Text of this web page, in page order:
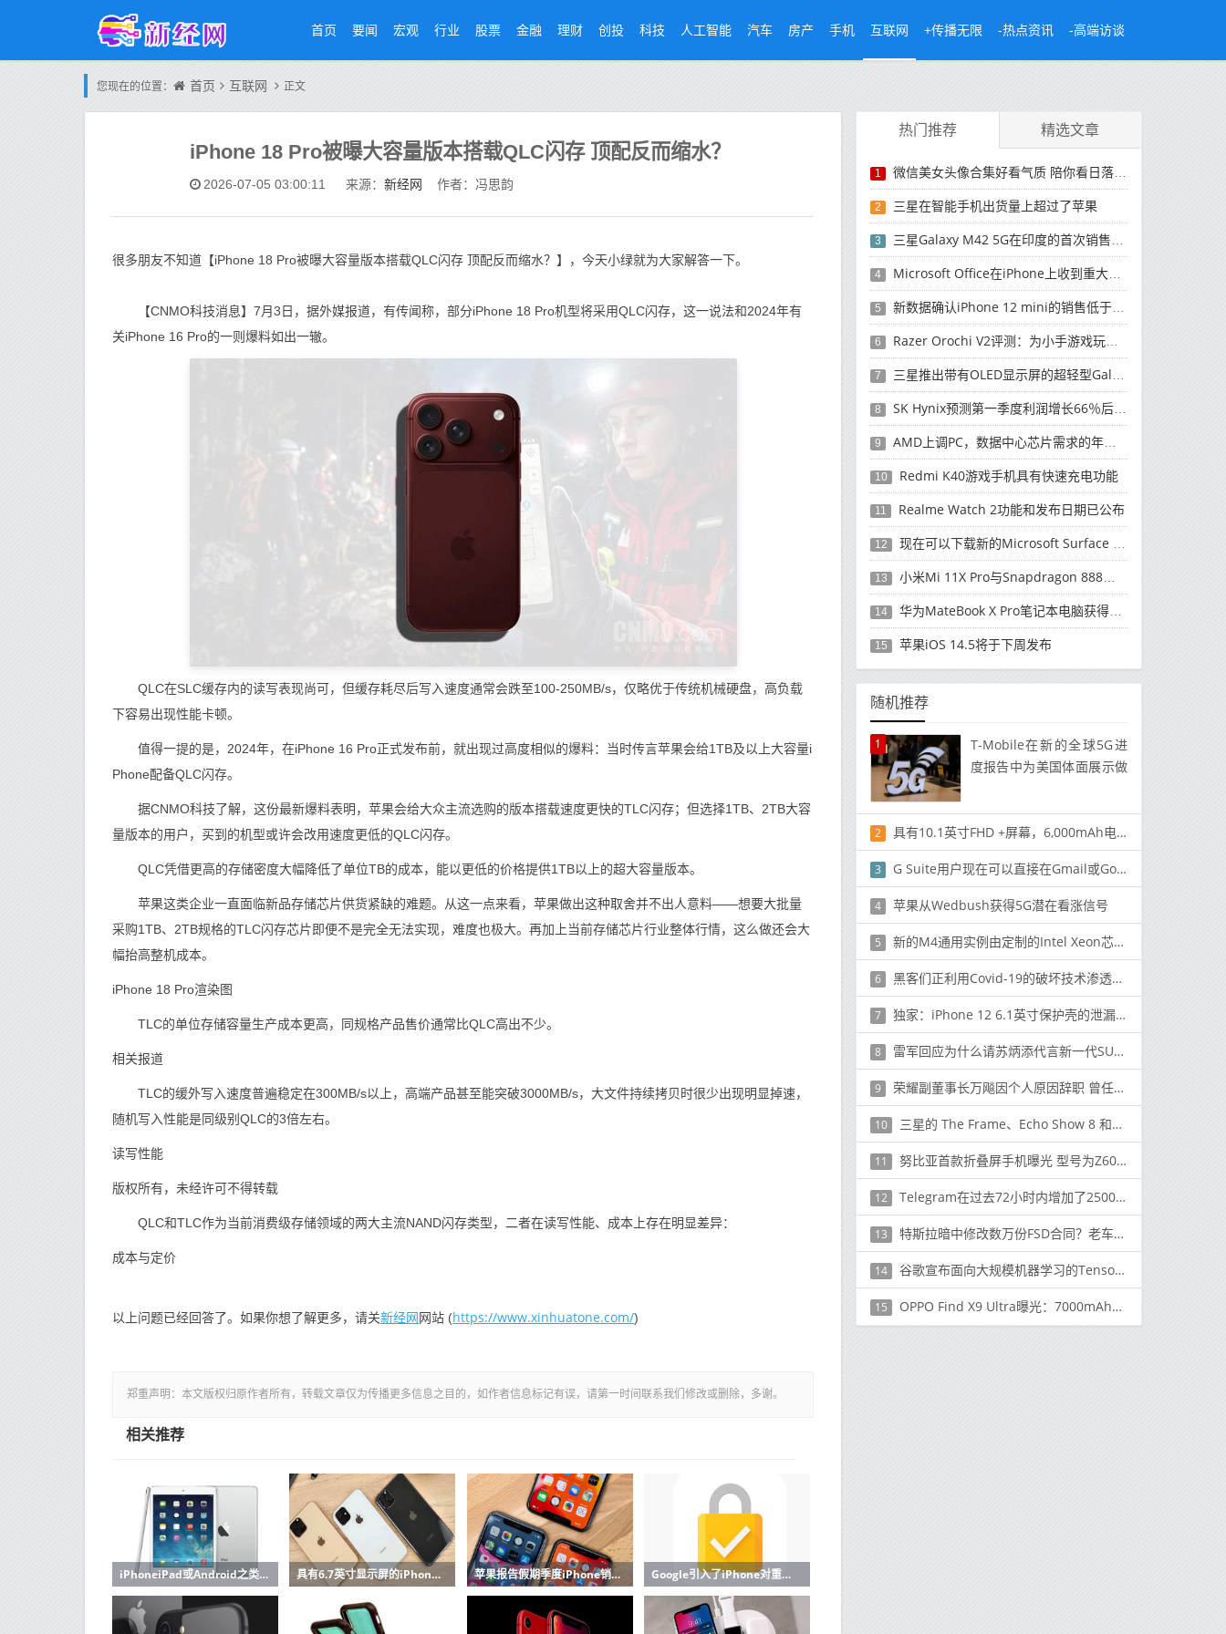
首页 要闻 宏观 行业 股票 金融 理财 创投 科技 人工智能 汽车 房产 手机 互联网 +传播无限 -热点资讯 -高端访谈
您现在的位置： 首页 互联网 正文
iPhone 18 Pro被曝大容量版本搭载QLC闪存 顶配反而缩水？
2026-07-05 03:00:11 来源： 新经网 作者：冯思韵
很多朋友不知道【iPhone 18 Pro被曝大容量版本搭载QLC闪存 顶配反而缩水？】，今天小绿就为大家解答一下。
【CNMO科技消息】7月3日，据外媒报道，有传闻称，部分iPhone 18 Pro机型将采用QLC闪存，这一说法和2024年有
关iPhone 16 Pro的一则爆料如出一辙。
QLC在SLC缓存内的读写表现尚可，但缓存耗尽后写入速度通常会跌至100-250MB/s，仅略优于传统机械硬盘，高负载
下容易出现性能卡顿。
值得一提的是，2024年，在iPhone 16 Pro正式发布前，就出现过高度相似的爆料：当时传言苹果会给1TB及以上大容量i
Phone配备QLC闪存。
据CNMO科技了解，这份最新爆料表明，苹果会给大众主流选购的版本搭载速度更快的TLC闪存；但选择1TB、2TB大容
量版本的用户，买到的机型或许会改用速度更低的QLC闪存。
QLC凭借更高的存储密度大幅降低了单位TB的成本，能以更低的价格提供1TB以上的超大容量版本。
苹果这类企业一直面临新品存储芯片供货紧缺的难题。从这一点来看，苹果做出这种取舍并不出人意料——想要大批量
采购1TB、2TB规格的TLC闪存芯片即便不是完全无法实现，难度也极大。再加上当前存储芯片行业整体行情，这么做还会大
幅抬高整机成本。
iPhone 18 Pro渲染图
TLC的单位存储容量生产成本更高，同规格产品售价通常比QLC高出不少。
相关报道
TLC的缓外写入速度普遍稳定在300MB/s以上，高端产品甚至能突破3000MB/s，大文件持续拷贝时很少出现明显掉速，
随机写入性能是同级别QLC的3倍左右。
读写性能
版权所有，未经许可不得转载
QLC和TLC作为当前消费级存储领域的两大主流NAND闪存类型，二者在读写性能、成本上存在明显差异：
成本与定价
以上问题已经回答了。如果你想了解更多，请关新经网网站 (https://www.xinhuatone.com/)
郑重声明：本文版权归原作者所有，转载文章仅为传播更多信息之目的，如作者信息标记有误，请第一时间联系我们修改或删除，多谢。
相关推荐
iPhoneiPad或Android之类的所有最新旗舰设备现在都没有外部存储器扩展插槽 具有6.7英寸显示屏的iPhone 12可以搭载更大的后置摄像头 苹果报告假期季度iPhone销售强劲 Google引入了iPhone对重要安全功能的支持
热门推荐 精选文章
1 微信美女头像合集好看气质 陪你看日落的人比日落更浪漫
2 三星在智能手机出货量上超过了苹果
3 三星Galaxy M42 5G在印度的首次销售将于今晚开始
4 Microsoft Office在iPhone上收到重大更新
5 新数据确认iPhone 12 mini的销售低于预期
6 Razer Orochi V2评测：为小手游戏玩家设计的鼠标
7 三星推出带有OLED显示屏的超轻型Galaxy Book Pro和Galaxy Book Pro 360笔记本电脑
8 SK Hynix预测第一季度利润增长66％后，对芯片的需求将增强
9 AMD上调PC，数据中心芯片需求的年度收入预测
10 Redmi K40游戏手机具有快速充电功能
11 Realme Watch 2功能和发布日期已公布
12 现在可以下载新的Microsoft Surface Duo更新
13 小米Mi 11X Pro与Snapdragon 888处理器一起发布
14 华为MateBook X Pro笔记本电脑获得全新升级
15 苹果iOS 14.5将于下周发布
随机推荐
1
T-Mobile在新的全球5G进
度报告中为美国体面展示做
2 具有10.1英寸FHD +屏幕，6,000mAh电池的Teclast M40平板电脑，发布了Android 10
3 G Suite用户现在可以直接在Gmail或Google文档中编辑Google日历活动
4 苹果从Wedbush获得5G潜在看涨信号
5 新的M4通用实例由定制的Intel Xeon芯片提供支持并包括减少延迟的网络功能
6 黑客们正利用Covid-19的破坏技术渗透公司网络
7 独家：iPhone 12 6.1英寸保护壳的泄漏揭示了设计
8 雷军回应为什么请苏炳添代言新一代SU7：有三个原因
9 荣耀副董事长万飚因个人原因辞职 曾任华为终端总裁
10 三星的 The Frame、Echo Show 8 和更多设备正在发售
11 努比亚首款折叠屏手机曝光 型号为Z60 Fold
12 Telegram在过去72小时内增加了2500万新用户
13 特斯拉暗中修改数万份FSD合同？老车主称原始文件已无法访问
14 谷歌宣布面向大规模机器学习的TensorFlow企业
15 OPPO Find X9 Ultra曝光：7000mAh电池＋2亿双潜望